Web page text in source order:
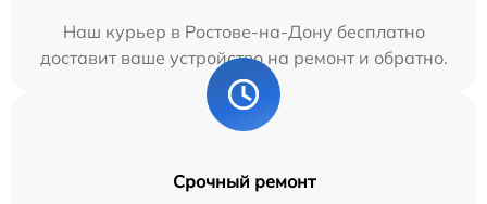
Наш курьер в Ростове-на-Дону бесплатно
доставит ваше устройство на ремонт и обратно.
Срочный ремонт